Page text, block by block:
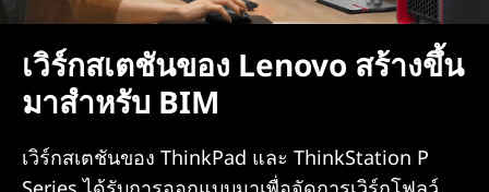
เวิร์กสเตชันของ Lenovo สร้างขึ้น
มาสำหรับ BIM
เวิร์กสเตชันของ ThinkPad และ ThinkStation P